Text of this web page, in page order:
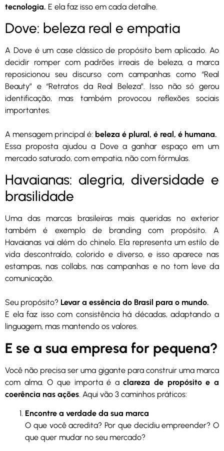
tecnologia. E ela faz isso em cada detalhe.
Dove: beleza real e empatia
A Dove é um case clássico de propósito bem aplicado. Ao
decidir romper com padrões irreais de beleza, a marca
reposicionou seu discurso com campanhas como “Real
Beauty” e “Retratos da Real Beleza”. Isso não só gerou
identificação, mas também provocou reflexões sociais
importantes.
A mensagem principal é: beleza é plural, é real, é humana.
Essa proposta ajudou a Dove a ganhar espaço em um
mercado saturado, com empatia, não com fórmulas.
Havaianas: alegria, diversidade e
brasilidade
Uma das marcas brasileiras mais queridas no exterior
também é exemplo de branding com propósito. A
Havaianas vai além do chinelo. Ela representa um estilo de
vida descontraído, colorido e diverso, e isso aparece nas
estampas, nas collabs, nas campanhas e no tom leve da
comunicação.
Seu propósito? Levar a essência do Brasil para o mundo.
E ela faz isso com consistência há décadas, adaptando a
linguagem, mas mantendo os valores.
E se a sua empresa for pequena?
Você não precisa ser uma gigante para construir uma marca
com alma. O que importa é aclareza de propósito e a
coerência nas ações. Aqui vão 3 caminhos práticos:
Encontre a verdade da sua marca
O que você acredita? Por que decidiu empreender? O
que quer mudar no seu mercado?